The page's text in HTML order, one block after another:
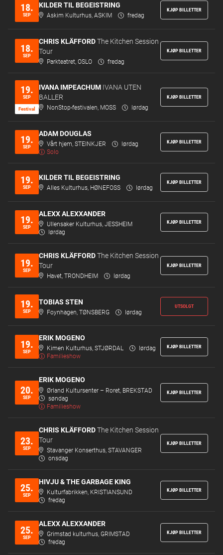
18.
SEP
KILDER TIL BEGEISTRING
Askim Kulturhus, ASKIM fredag
KJØP BILLETTER
18.
SEP
CHRIS KLÄFFORDThe Kitchen Session
Tour
Parkteatret, OSLO fredag
KJØP BILLETTER
19.
SEP
Festi­val
IVANA IMPEACHUM IVANA UTEN
BALLER
NonStop-festivalen, MOSS lørdag
KJØP BILLETTER
19.
SEP
ADAM DOUGLAS
Vårt hjem, STEINKJER
lørdag
Solo
KJØP BILLETTER
19.
SEP
KILDER TIL BEGEISTRING
Alles Kulturhus, HØNEFOSS lørdag
KJØP BILLETTER
19.
SEP
ALEXX ALEXXANDER
Ullensaker Kulturhus, JESSHEIM
lørdag
KJØP BILLETTER
19.
SEP
CHRIS KLÄFFORDThe Kitchen Session
Tour
Havet, TRONDHEIM lørdag
KJØP BILLETTER
19.
SEP
TOBIAS STEN
Foynhagen, TØNSBERG lørdag
UTSOLGT
19.
SEP
ERIK MOGENO
Kimen Kulturhus, STJØRDAL
lørdag
Familieshow
KJØP BILLETTER
20.
SEP
ERIK MOGENO
Ørland Kultursenter – Roret, BREKSTAD
søndag
Familieshow
KJØP BILLETTER
23.
SEP
CHRIS KLÄFFORDThe Kitchen Session
Tour
Stavanger Konserthus, STAVANGER
onsdag
KJØP BILLETTER
25.
SEP
HIVJU & THE GARBAGE KING
Kulturfabrikken, KRISTIANSUND
fredag
KJØP BILLETTER
25.
SEP
ALEXX ALEXXANDER
Grimstad kulturhus, GRIMSTAD
fredag
KJØP BILLETTER